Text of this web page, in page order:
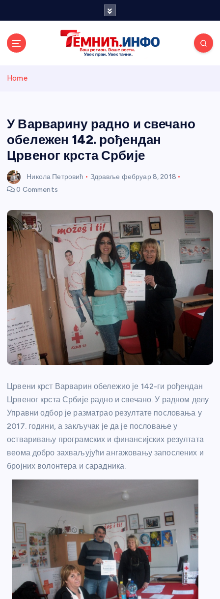
и портал
Home
У Варварину радно и свечано
обележен 142. рођендан
Црвеног крста Србије
Никола Петровић Здравље фебруар 8, 2018
0 Comments
Црвени крст Варварин обележио је 142-ги рођендан
Црвеног крста Србије радно и свечано. У радном делу
Управни одбор је разматрао резултате пословања у
2017. години, а закључак је да је пословање у
остваривању програмских и финансијских резултата
веома добро захваљујући ангажовању запослених и
бројних волонтера и сарадника.